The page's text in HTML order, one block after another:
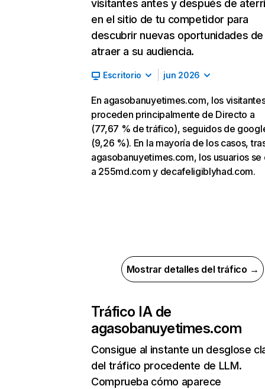
visitantes antes y después de
en el sitio de tu competidor para
descubrir nuevas oportunidades de
atraer a su audiencia.
Escritorio jun 2026
En agasobanuyetimes.com, los
proceden principalmente de Directo a
(77,67 % de tráfico), seguidos de
(9,26 %). En la mayoría de los casos,
agasobanuyetimes.com, los usuarios se
a 255md.com y decafeligiblyhad.com.
Mostrar detalles del tráfico →
Tráfico IA de
agasobanuyetimes.com
Consigue al instante un desglose
del tráfico procedente de LLM.
Comprueba cómo aparece